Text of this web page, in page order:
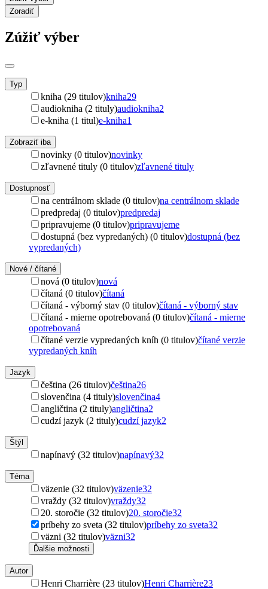
Zoradiť
Zúžiť výber
Typ
kniha (29 titulov)kniha29
audiokniha (2 tituly)audiokniha2
e-kniha (1 titul)e-kniha1
Zobraziť iba
novinky (0 titulov)novinky
zľavnené tituly (0 titulov)zľavnené tituly
Dostupnosť
na centrálnom sklade (0 titulov)na centrálnom sklade
predpredaj (0 titulov)predpredaj
pripravujeme (0 titulov)pripravujeme
dostupná (bez vypredaných) (0 titulov)dostupná (bez
vypredaných)
Nové / čítané
nová (0 titulov)nová
čítaná (0 titulov)čítaná
čítaná - výborný stav (0 titulov)čítaná - výborný stav
čítaná - mierne opotrebovaná (0 titulov)čítaná - mierne
opotrebovaná
čítané verzie vypredaných kníh (0 titulov)čítané verzie
vypredaných kníh
Jazyk
čeština (26 titulov)čeština26
slovenčina (4 tituly)slovenčina4
angličtina (2 tituly)angličtina2
cudzí jazyk (2 tituly)cudzí jazyk2
Štýl
napínavý (32 titulov)napínavý32
Téma
väzenie (32 titulov)väzenie32
vraždy (32 titulov)vraždy32
20. storočie (32 titulov)20. storočie32
príbehy zo sveta (32 titulov)príbehy zo sveta32
väzni (32 titulov)väzni32
Ďalšie možnosti
Autor
Henri Charrière (23 titulov)Henri Charrière23